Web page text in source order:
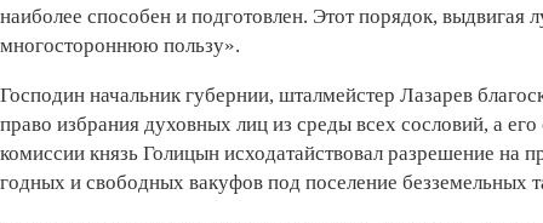
наиболее способен и подготовлен. Этот порядок,
многостороннюю пользу».
Господин начальник губернии, шталмейстер Лазарев
право избрания духовных лиц из среды всех сословий, а
комиссии князь Голицын исходатайствовал разрешение на
годных и свободных вакуфов под поселение безземельных